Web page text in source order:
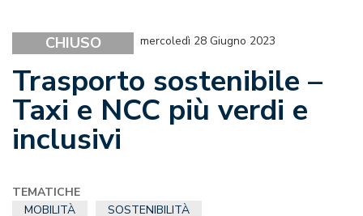
CHIUSO mercoledì 28 Giugno 2023
Trasporto sostenibile –
Taxi e NCC più verdi e
inclusivi
TEMATICHE
MOBILITÀ
SOSTENIBILITÀ